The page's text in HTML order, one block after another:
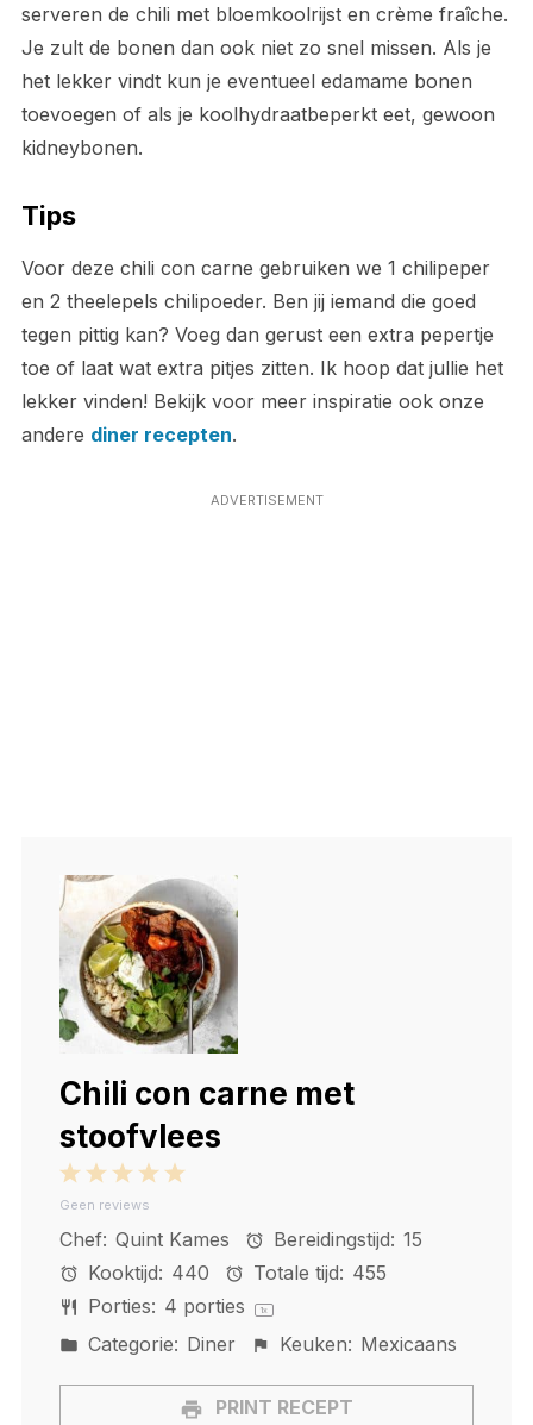
serveren de chili met bloemkoolrijst en crème fraîche.
Je zult de bonen dan ook niet zo snel missen. Als je
het lekker vindt kun je eventueel edamame bonen
toevoegen of als je koolhydraatbeperkt eet, gewoon
kidneybonen.
Tips
Voor deze chili con carne gebruiken we 1 chilipeper
en 2 theelepels chilipoeder. Ben jij iemand die goed
tegen pittig kan? Voeg dan gerust een extra pepertje
toe of laat wat extra pitjes zitten. Ik hoop dat jullie het
lekker vinden! Bekijk voor meer inspiratie ook onze
andere diner recepten.
ADVERTISEMENT
Chili con carne met
stoofvlees
5
4
3
Stars
2
Stars
1
Star
Geen reviews
Chef: Quint Kames Bereidingstijd: 15
Kooktijd: 440 Totale tijd: 455
Porties: 4 porties 1x
Categorie: Diner Keuken: Mexicaans
PRINT RECEPT